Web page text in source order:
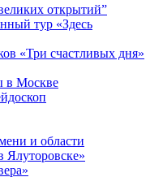
открытий”
тур «Здесь
«Три счастливых дня»
в Москве
и области
Ялуторовске»